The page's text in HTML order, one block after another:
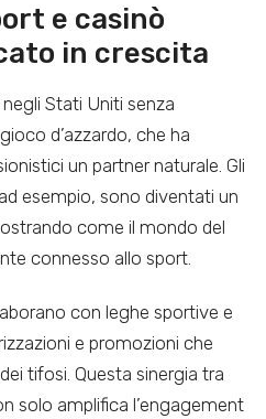
e casinò
in crescita
Stati Uniti senza
d’azzardo, che ha
un partner naturale. Gli
esempio, sono diventati un
come il mondo del
connesso allo sport.
con leghe sportive e
e promozioni che
tifosi. Questa sinergia tra
solo amplifica l’engagement